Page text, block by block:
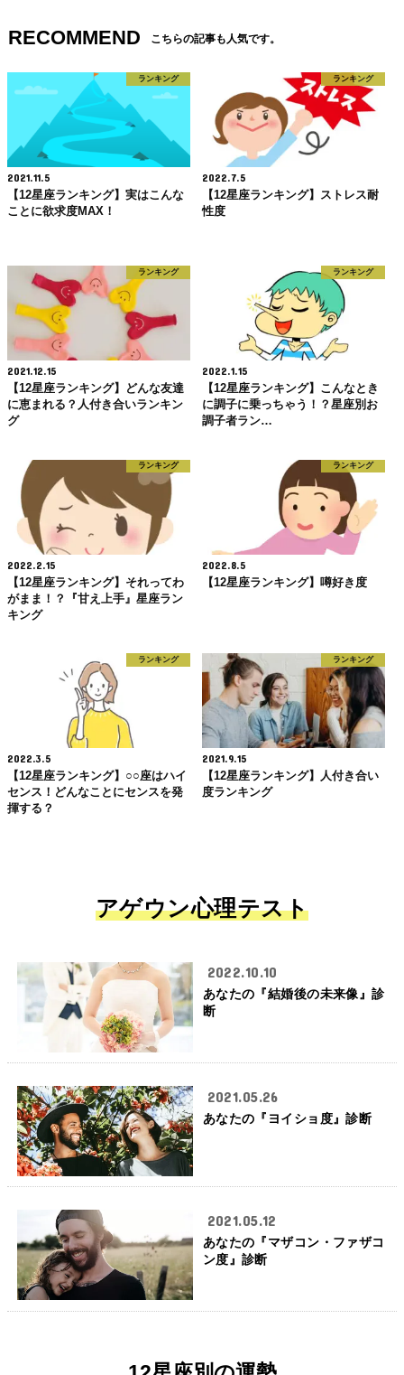
RECOMMEND こちらの記事も人気です。
ランキング
2021.11.5
【12星座ランキング】実はこんな
ことに欲求度MAX！
ランキング
2022.7.5
【12星座ランキング】ストレス耐
性度
ランキング
2021.12.15
【12星座ランキング】どんな友達
に恵まれる？人付き合いランキン
グ
ランキング
2022.1.15
【12星座ランキング】こんなとき
に調子に乗っちゃう！？星座別お
調子者ラン…
ランキング
2022.2.15
【12星座ランキング】それってわ
がまま！？『甘え上手』星座ラン
キング
ランキング
2022.8.5
【12星座ランキング】噂好き度
ランキング
2022.3.5
【12星座ランキング】○○座はハイ
センス！どんなことにセンスを発
揮する？
ランキング
2021.9.15
【12星座ランキング】人付き合い
度ランキング
アゲウン心理テスト
2022.10.10
あなたの『結婚後の未来像』診
断
2021.05.26
あなたの『ヨイショ度』診断
2021.05.12
あなたの『マザコン・ファザコ
ン度』診断